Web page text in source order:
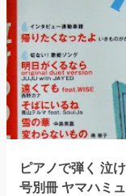
ピアノで弾く 泣
号別冊 ヤマハミ